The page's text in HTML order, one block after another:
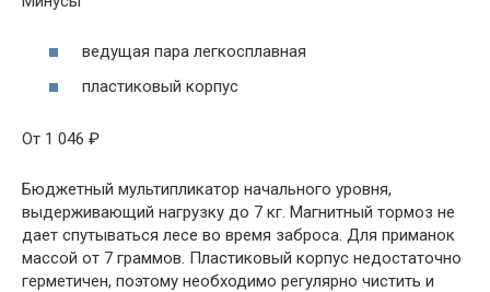
ведущая пара легкосплавная
пластиковый корпус
От 1 046 ₽
Бюджетный мультипликатор начального уровня,
выдерживающий нагрузку до 7 кг. Магнитный тормоз не
дает спутываться лесе во время заброса. Для приманок
массой от 7 граммов. Пластиковый корпус недостаточно
герметичен, поэтому необходимо регулярно чистить и